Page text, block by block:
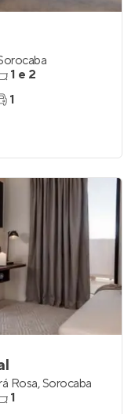
1 e 2
1
Rosa,Sorocaba
1